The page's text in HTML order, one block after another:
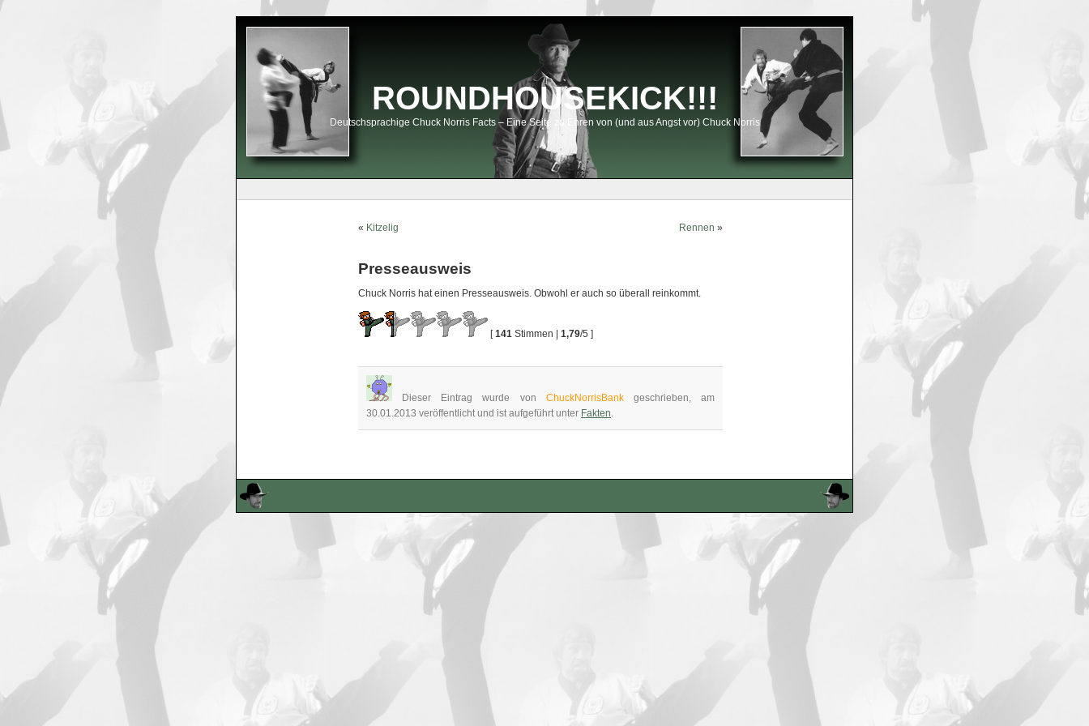
ROUNDHOUSEKICK!!!
Deutschsprachige Chuck Norris Facts – Eine Seite zu Ehren von (und aus Angst vor) Chuck Norris
« Kitzelig Rennen »
Presseausweis
Chuck Norris hat einen Presseausweis. Obwohl er auch so überall reinkommt.
[141 Stimmen | 1,79/5 ]
Dieser Eintrag wurde von ChuckNorrisBankgeschrieben, am
30.01.2013 veröffentlicht und ist aufgeführt unter Fakten.